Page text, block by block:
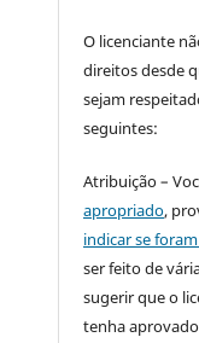
O licenciante
direitos desde
sejam
seguintes:
Atribuição –
apropriado,
indicar se
ser feito de
sugerir que o
tenha